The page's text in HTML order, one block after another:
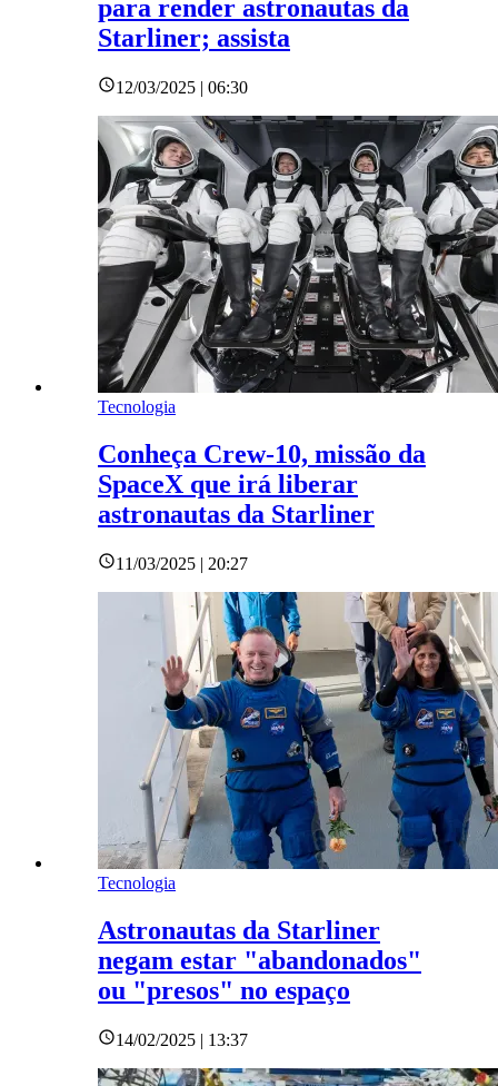
para render astronautas da
Starliner; assista
12/03/2025 | 06:30
Tecnologia
Conheça Crew-10, missão da
SpaceX que irá liberar
astronautas da Starliner
11/03/2025 | 20:27
Tecnologia
Astronautas da Starliner
negam estar "abandonados"
ou "presos" no espaço
14/02/2025 | 13:37